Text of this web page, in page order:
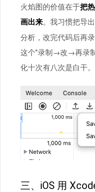
火焰图的价值在于把
画出来。我习惯把导
分析，改完代码后再
这个”录制→改→再录
化十次有八次是白干。
三、iOS 用